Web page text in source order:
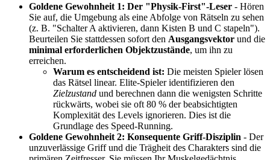
Goldene Gewohnheit 1: Der "Physik-First"-Leser - Hören
Sie auf, die Umgebung als eine Abfolge von Rätseln zu sehen
(z. B. "Schalter A aktivieren, dann Kisten B und C stapeln").
Beurteilen Sie stattdessen sofort den Ausgangsvektor und die
minimal erforderlichen Objektzustände, um ihn zu
erreichen.
Warum es entscheidend ist: Die meisten Spieler lösen
das Rätsel linear. Elite-Spieler identifizieren den
Zielzustand und berechnen dann die wenigsten Schritte
rückwärts, wobei sie oft 80 % der beabsichtigten
Komplexität des Levels ignorieren. Dies ist die
Grundlage des Speed-Running.
Goldene Gewohnheit 2: Konsequente Griff-Disziplin - Der
unzuverlässige Griff und die Trägheit des Charakters sind die